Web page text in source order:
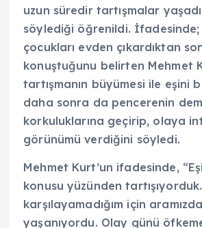
uzun süredir tartışmalar
söylediği öğrenildi.
çocukları evden çıkardıktan
konuştuğunu belirten Mehmet
tartışmanın büyümesi ile eşini
daha sonra da pencerenin
korkuluklarına geçirip, olaya
görünümü verdiğini söyledi.
Mehmet Kurt’un ifadesinde,
konusu yüzünden
karşılayamadığım için
yaşanıyordu. Olay günü